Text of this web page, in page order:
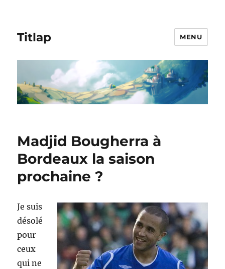
Titlap MENU
Madjid Bougherra à
Bordeaux la saison
prochaine ?
Je suis
désolé
pour
ceux
qui ne